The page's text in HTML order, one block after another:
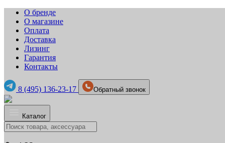
О бренде
О магазине
Оплата
Доставка
Лизинг
Гарантия
Контакты
8 (495) 136-23-17 Обратный звонок
Каталог